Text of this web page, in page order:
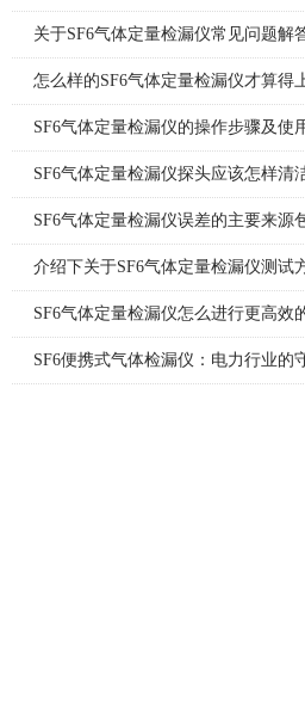
量
关于SF6气体定量检漏仪常见问题解
怎么样的SF6气体定量检漏仪才算得
好产品
SF6气体定量检漏仪的操作步骤及使
法说明
SF6气体定量检漏仪探头应该怎样清
更换
SF6气体定量检漏仪误差的主要来源
哪8个方面
介绍下关于SF6气体定量检漏仪测试
的优缺点
SF6气体定量检漏仪怎么进行更高效
品检漏?
SF6便携式气体检漏仪：电力行业的